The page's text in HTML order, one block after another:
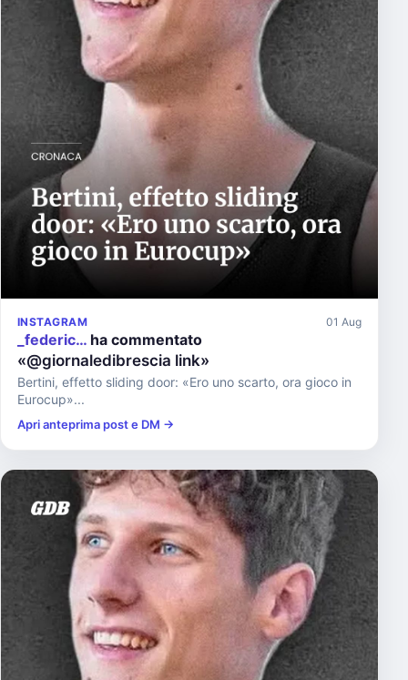
INSTAGRAM 01 Aug
_federic… ha commentato
«@giornaledibrescia link»
Bertini, effetto sliding door: «Ero uno scarto, ora gioco in
Eurocup»...
Apri anteprima post e DM →